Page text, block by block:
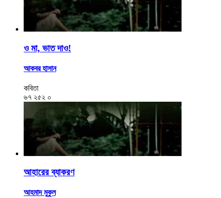
ও মা, ভাত দাও!
আকবর হাসান
কবিতা
৬৭ ২৫২ ০
আহারের ব্যাকরণ
আহমাদ মুকুল